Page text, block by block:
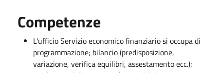
Competenze
L'ufficio Servizio economico finanziario si occupa di
programmazione; bilancio (predisposizione,
variazione, verifica equilibri, assestamento ecc.);